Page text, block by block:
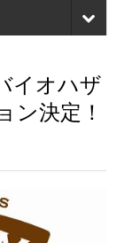
イオハザ
ン決定！